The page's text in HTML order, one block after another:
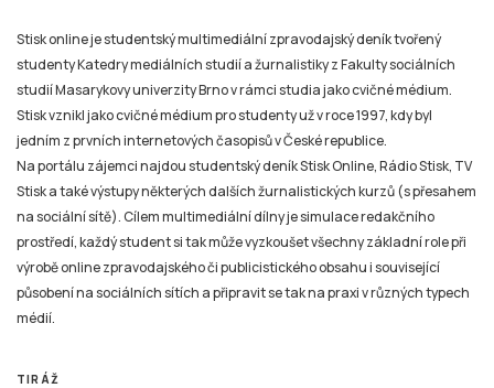
Stisk online je studentský multimediální zpravodajský deník tvořený
studenty Katedry mediálních studií a žurnalistiky z Fakulty sociálních
studií Masarykovy univerzity Brno v rámci studia jako cvičné médium.
Stisk vznikl jako cvičné médium pro studenty už v roce 1997, kdy byl
jedním z prvních internetových časopisů v České republice.
Na portálu zájemci najdou studentský deník Stisk Online, Rádio Stisk, TV
Stisk a také výstupy některých dalších žurnalistických kurzů (s přesahem
na sociální sítě). Cílem multimediální dílny je simulace redakčního
prostředí, každý student si tak může vyzkoušet všechny základní role při
výrobě online zpravodajského či publicistického obsahu i související
působení na sociálních sítích a připravit se tak na praxi v různých typech
médií.
TIRÁŽ